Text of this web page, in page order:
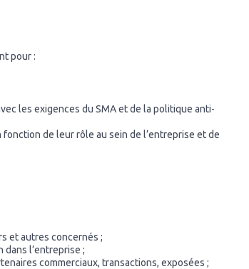
pour :
les exigences du SMA et de la politique anti-
de leur rôle au sein de l’entreprise et de
et autres concernés ;
l’entreprise ;
commerciaux, transactions, exposées ;